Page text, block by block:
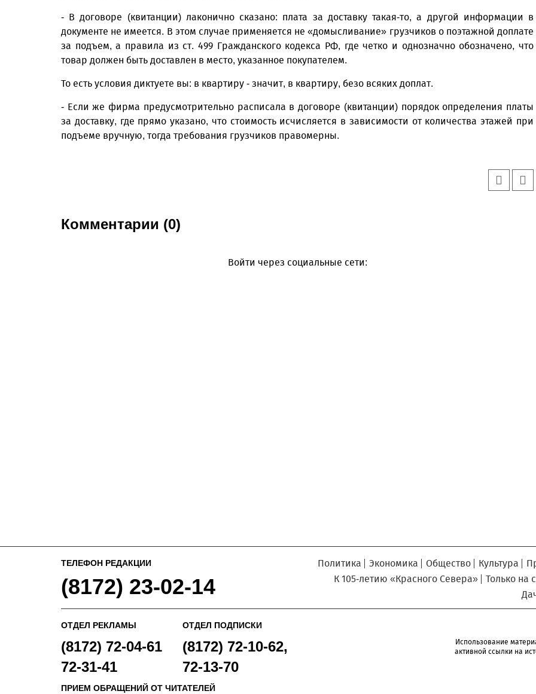
- В договоре (квитанции) лаконично сказано: плата за доставку такая-то, а другой информации в
документе не имеется. В этом случае применяется не «домысливание» грузчиков о поэтажной доплате
за подъем, а правила из ст. 499 Гражданского кодекса РФ, где четко и однозначно обозначено, что
товар должен быть доставлен в место, указанное покупателем.
То есть условия диктуете вы: в квартиру - значит, в квартиру, безо всяких доплат.
- Если же фирма предусмотрительно расписала в договоре (квитанции) порядок определения платы
за доставку, где прямо указано, что стоимость исчисляется в зависимости от количества этажей при
подъеме вручную, тогда требования грузчиков правомерны.
Комментарии (0)
Войти через социальные сети:
ТЕЛЕФОН РЕДАКЦИИ
(8172) 23-02-14
Политика Экономика Общество Культура
К 105-летию «Красного Севера»
Только на
ОТДЕЛ РЕКЛАМЫ
(8172) 72-04-61
72-31-41
ОТДЕЛ ПОДПИСКИ
(8172) 72-10-62,
72-13-70
ПРИЕМ ОБРАЩЕНИЙ ОТ ЧИТАТЕЛЕЙ
Использование
активной ссылки на